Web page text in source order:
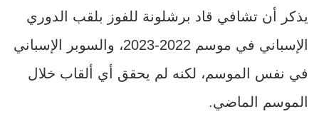
يذكر أن تشافي قاد برشلونة للفوز بلقب الدوري
الإسباني في موسم 2022-2023، والسوبر الإسباني
في نفس الموسم، لكنه لم يحقق أي ألقاب خلال
الموسم الماضي.